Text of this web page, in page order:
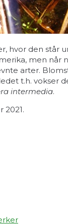
hvor den står
men
arter.
t.h. vokser
intermedia.
2021.